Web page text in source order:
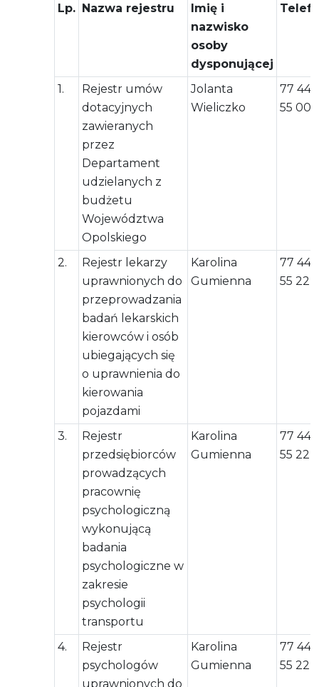
Lp. Nazwa rejestru
Imię i
nazwisko
osoby
dysponującej
1.
Rejestr umów
dotacyjnych
zawieranych
przez
Departament
udzielanych z
budżetu
Województwa
Opolskiego
Jolanta
Wieliczko
77 444
55 00
2.
Rejestr lekarzy
uprawnionych do
przeprowadzania
badań lekarskich
kierowców i osób
ubiegających się
o uprawnienia do
kierowania
pojazdami
Karolina
Gumienna
77 444
55 22
3.
Rejestr
przedsiębiorców
prowadzących
pracownię
psychologiczną
wykonującą
badania
psychologiczne w
zakresie
psychologii
transportu
Karolina
Gumienna
77 444
55 22
4.
Rejestr
psychologów
uprawnionych do
Karolina
Gumienna
77 444
55 22